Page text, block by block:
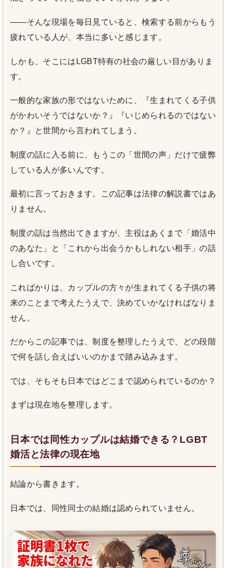
——そんな現場を毎日見ていると、検索する前からもう
疲れている人が、本当に多いと感じます。
しかも、そこにはLGBT特有の社会の厳しい目がありま
す。
一般的な家族の形ではないために、『生まれてくる子供
がかわいそうではないか？』『いじめられるのではない
か？』と世間から言われてしまう。
制度の話に入る前に、もうこの「世間の声」だけで疲弊
している人が多いんです。
最初に言っておきます。この記事は法律の解説書ではあ
りません。
制度の話は当然出てきますが、主役はあくまで「婚活中
のあなた」と「これから出会うかもしれない相手」の話
し合いです。
こればかりは、カップルの方々が生まれてくる子供の将
来のことまで考えたうえで、決めていかなければなりま
せん。
だからこの記事では、制度を整理したうえで、どの段階
で何を話し合えばいいのかまで踏み込みます。
では、そもそも日本ではどこまで認められているのか？
まずは現在地を整理します。
日本では同性カップルは結婚できる？LGBT
婚活と法律の現在地
結論から書きます。
日本では、同性同士の結婚は認められていません。